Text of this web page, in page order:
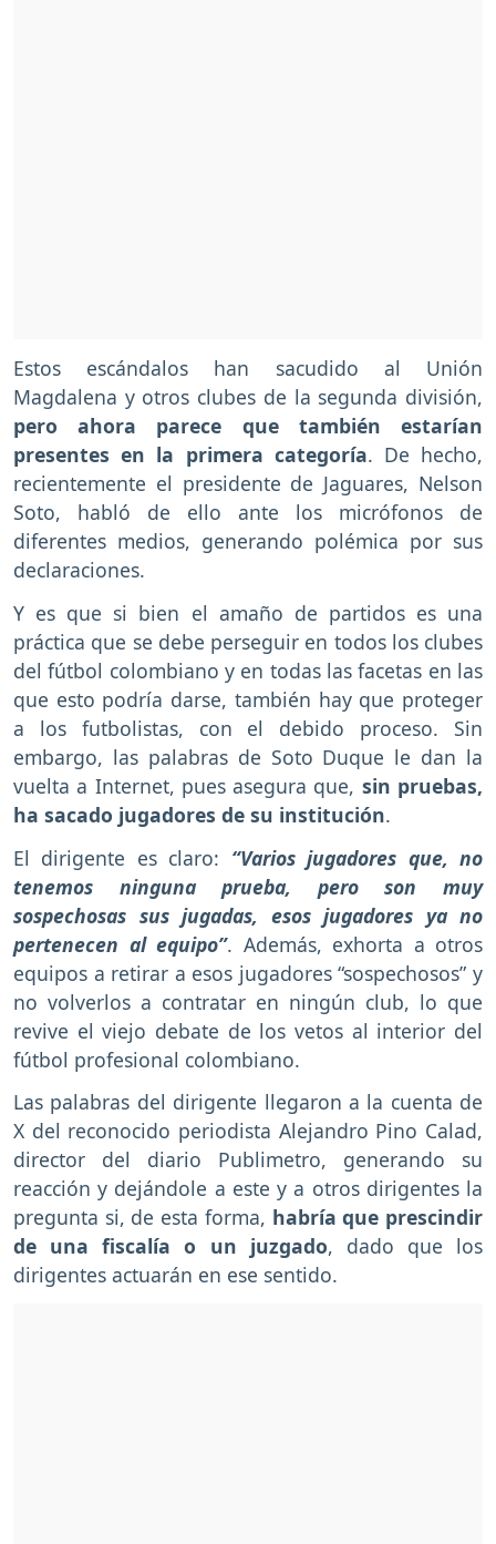
Estos escándalos han sacudido al Unión
Magdalena y otros clubes de la segunda división,
pero ahora parece que también estarían
presentes en la primera categoría. De hecho,
recientemente el presidente de Jaguares, Nelson
Soto, habló de ello ante los micrófonos de
diferentes medios, generando polémica por sus
declaraciones.
Y es que si bien el amaño de partidos es una
práctica que se debe perseguir en todos los clubes
del fútbol colombiano y en todas las facetas en las
que esto podría darse, también hay que proteger
a los futbolistas, con el debido proceso. Sin
embargo, las palabras de Soto Duque le dan la
vuelta a Internet, pues asegura que, sin pruebas,
ha sacado jugadores de su institución.
El dirigente es claro: “Varios jugadores que, no
tenemos ninguna prueba, pero son muy
sospechosas sus jugadas, esos jugadores ya no
pertenecen al equipo”. Además, exhorta a otros
equipos a retirar a esos jugadores “sospechosos” y
no volverlos a contratar en ningún club, lo que
revive el viejo debate de los vetos al interior del
fútbol profesional colombiano.
Las palabras del dirigente llegaron a la cuenta de
X del reconocido periodista Alejandro Pino Calad,
director del diario Publimetro, generando su
reacción y dejándole a este y a otros dirigentes la
pregunta si, de esta forma, habría que prescindir
de una fiscalía o un juzgado, dado que los
dirigentes actuarán en ese sentido.